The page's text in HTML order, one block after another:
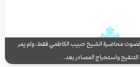
محاضرة الشيخ حبيب الكاظمي فقط، ولم يمر
واستخراج المصادر بعد.